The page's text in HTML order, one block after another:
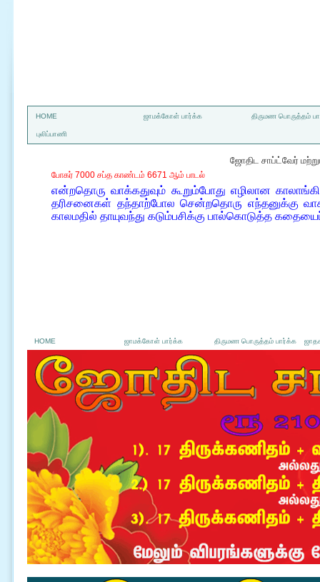
HOME ஜாமக்கோள் பார்க்க திருமண பொருத்தம்
புலிப்பாணி
ஜோதிட சாப்ட்வேர்
போகர் 7000 சப்த காண்டம் 6671 ஆம் பாடல்
என்றதொரு வாக்கதுவும் கூறும்போது எழிலான
தரிசனைகள் தந்தாற்போல சென்றதொரு எந்தனுக்கு
காலமதில் தாயுவந்து கடும்பசிக்கு பால்கொடுத்த
HOME ஜாமக்கோள் பார்க்க திருமண பொருத்தம் பார்க்க